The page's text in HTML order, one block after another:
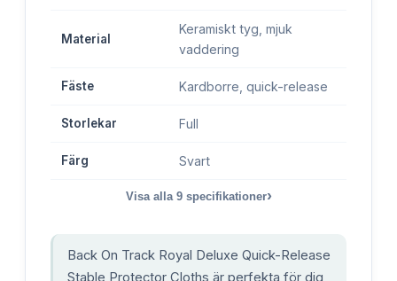
Material
Keramiskt tyg, mjuk
vaddering
Fäste Kardborre, quick-release
Storlekar Full
Färg Svart
Visa alla 9specifikationer›
Back On Track Royal Deluxe Quick-Release
Stable Protector Cloths är perfekta för dig